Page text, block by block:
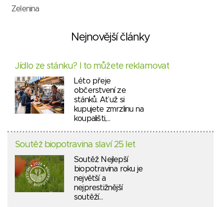
Zelenina
Nejnovější články
Jídlo ze stánku? I to můžete reklamovat
Léto přeje
občerstvení ze
stánků. Ať už si
kupujete zmrzlinu na
koupališti,…
Soutěž biopotravina slaví 25 let
Soutěž Nejlepší
biopotravina roku je
největší a
nejprestižnější
soutěží…